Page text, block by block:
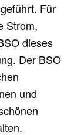
Für
Strom,
dieses
Der BSO
und